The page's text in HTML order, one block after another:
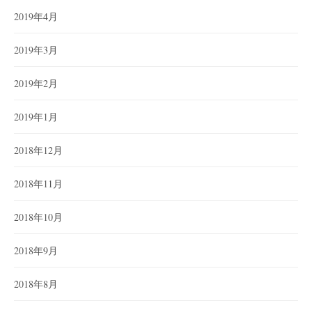
2019年4月
2019年3月
2019年2月
2019年1月
2018年12月
2018年11月
2018年10月
2018年9月
2018年8月